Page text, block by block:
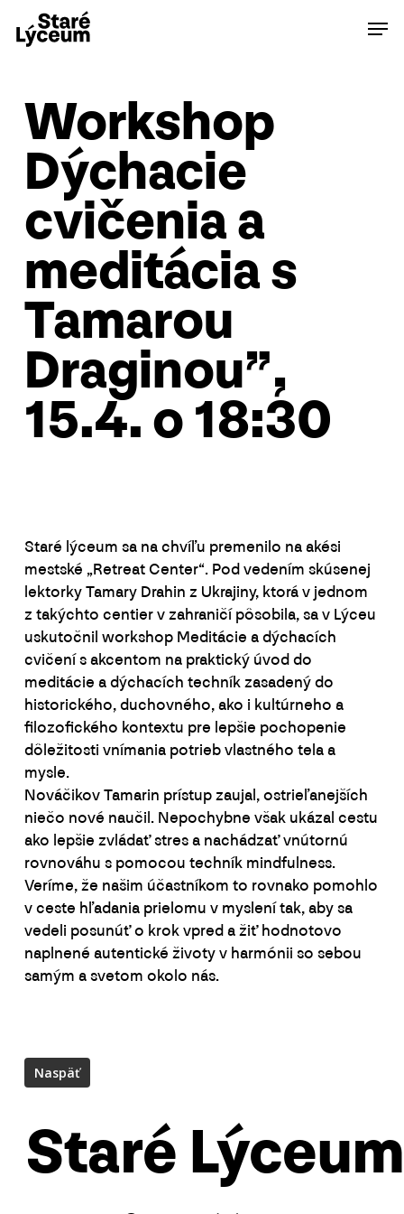
Workshop
Dýchacie
cvičenia a
meditácia s
Tamarou
Draginou”,
15.4. o 18:30
Staré lýceum sa na chvíľu premenilo na akési
mestské „Retreat Center“. Pod vedením skúsenej
lektorky Tamary Drahin z Ukrajiny, ktorá v jednom
z takýchto centier v zahraničí pôsobila, sa v Lýceu
uskutočnil workshop Meditácie a dýchacích
cvičení s akcentom na praktický úvod do
meditácie a dýchacích techník zasadený do
historického, duchovného, ako i kultúrneho a
filozofického kontextu pre lepšie pochopenie
dôležitosti vnímania potrieb vlastného tela a
mysle.
Nováčikov Tamarin prístup zaujal, ostrieľanejších
niečo nové naučil. Nepochybne však ukázal cestu
ako lepšie zvládať stres a nachádzať vnútornú
rovnováhu s pomocou techník mindfulness.
Veríme, že našim účastníkom to rovnako pomohlo
v ceste hľadania prielomu v myslení tak, aby sa
vedeli posunúť o krok vpred a žiť hodnotovo
naplnené autentické životy v harmónii so sebou
samým a svetom okolo nás.
Staré Lýceum